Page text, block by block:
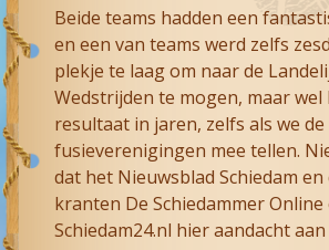
Beide teams hadden een
en een van teams werd zelfs
plekje te laag om naar de
Wedstrijden te mogen, maar
resultaat in jaren, zelfs als we de
fusieverenigingen mee tellen.
dat het Nieuwsblad Schiedam
kranten De Schiedammer Online
Schiedam24.nl hier aandacht